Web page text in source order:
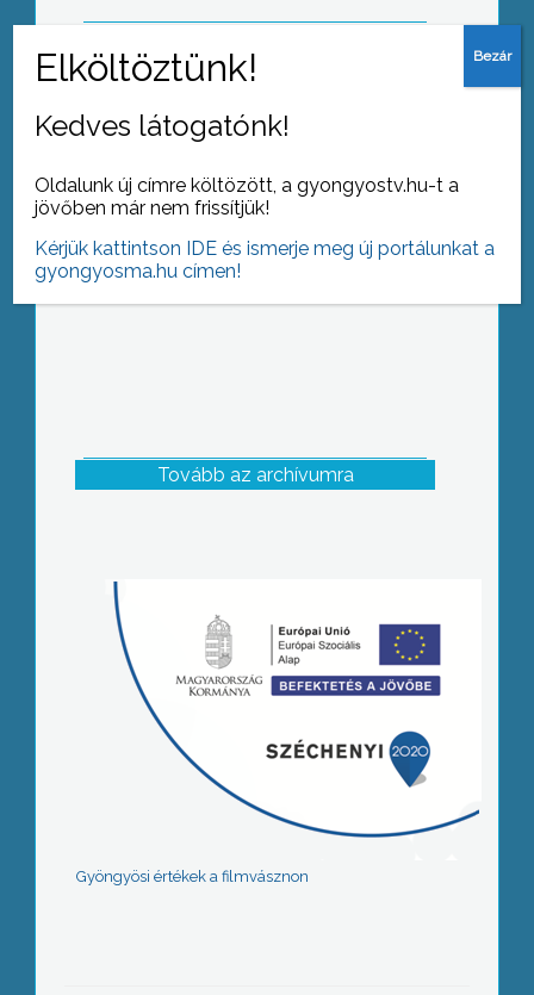
4 ország több mint 60 diákja vesz
részt az abasári nemzetközi ifjúsági
Tovább az archívumra
Gyöngyösi értékek a filmvásznon
Kedves látogatónk!
Oldalunk új címre költözött, a gyongyostv.hu-t a
jövőben már nem frissítjük!
Kérjük kattintson IDE és ismerje meg új portálunkat a
gyongyosma.hu címen!